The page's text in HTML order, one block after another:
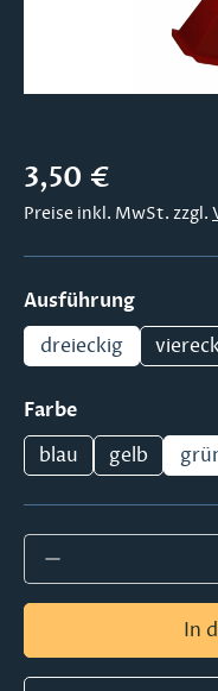
Regulärer Preis:
3,50 €
Preise inkl. MwSt. zzgl.
Ausführung
dreieckig
Farbeauswählen
blau
gelb
Produkt
In